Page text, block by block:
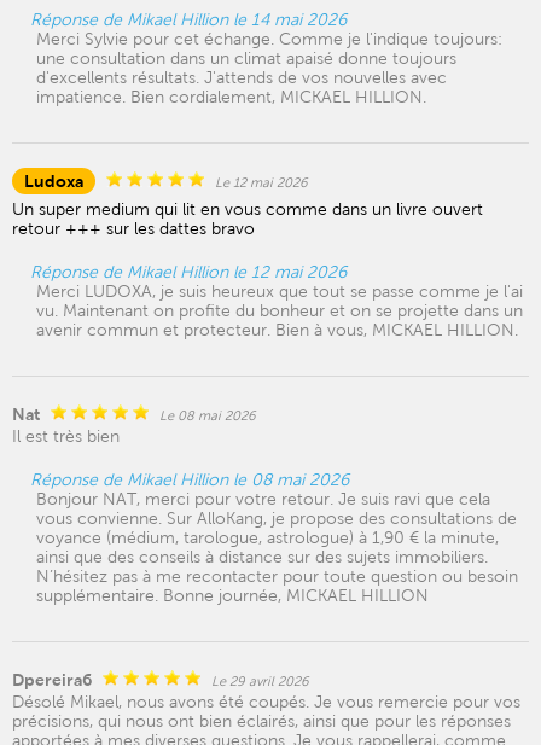
Réponse de Mikael Hillion le 14 mai 2026
Merci Sylvie pour cet échange. Comme je l'indique toujours:
une consultation dans un climat apaisé donne toujours
d'excellents résultats. J'attends de vos nouvelles avec
impatience. Bien cordialement, MICKAEL HILLION.
Ludoxa Le 12 mai 2026
Un super medium qui lit en vous comme dans un livre ouvert
retour +++ sur les dattes bravo
Réponse de Mikael Hillion le 12 mai 2026
Merci LUDOXA, je suis heureux que tout se passe comme je l'ai
vu. Maintenant on profite du bonheur et on se projette dans un
avenir commun et protecteur. Bien à vous, MICKAEL HILLION.
Nat Le 08 mai 2026
Il est très bien
Réponse de Mikael Hillion le 08 mai 2026
Bonjour NAT, merci pour votre retour. Je suis ravi que cela
vous convienne. Sur AlloKang, je propose des consultations de
voyance (médium, tarologue, astrologue) à 1,90 € la minute,
ainsi que des conseils à distance sur des sujets immobiliers.
N’hésitez pas à me recontacter pour toute question ou besoin
supplémentaire. Bonne journée, MICKAEL HILLION
Dpereira6 Le 29 avril 2026
Désolé Mikael, nous avons été coupés. Je vous remercie pour vos
précisions, qui nous ont bien éclairés, ainsi que pour les réponses
apportées à mes diverses questions. Je vous rappellerai, comme